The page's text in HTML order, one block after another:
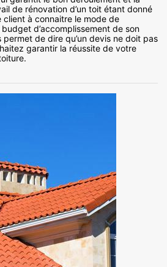
de rénovation d’un toit étant donné
à connaitre le mode de
d’accomplissement de son
de dire qu’un devis ne doit pas
garantir la réussite de votre